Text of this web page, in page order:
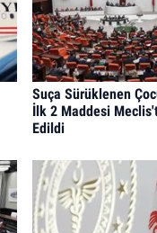
Suça Sürüklenen
İlk 2 Maddesi
Edildi